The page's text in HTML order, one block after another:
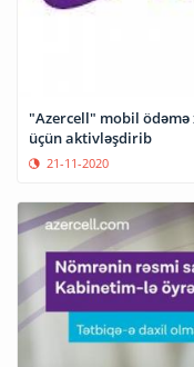
"Azercell" mobil
üçün aktivləşdirib
21-11-2020